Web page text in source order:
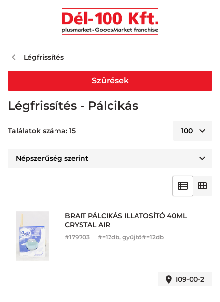
Légfrissítés
Légfrissítés - Pálcikás
Találatok száma: 15
BRAIT PÁLCIKÁS ILLATOSÍTÓ 40ML
CRYSTAL AIR
#179703 #=12db, gyűjtő#=12db
I09-00-2
Szûrések